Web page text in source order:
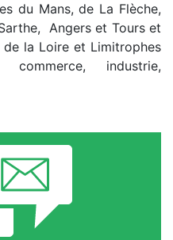
du Mans, de La Flèche,
Angers et Tours et
la Loire et Limitrophes
industrie,